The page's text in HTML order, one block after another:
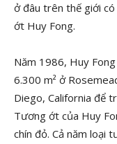
ở đâu trên thế giới
ớt Huy Fong.
Năm 1986, Huy
6.300 m² ở
Diego, California để
Tương ớt của Huy
chín đỏ. Cả năm loại